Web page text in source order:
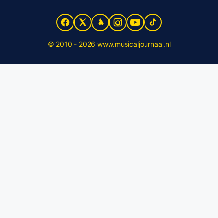
© 2010 - 2026 www.musicaljournaal.nl